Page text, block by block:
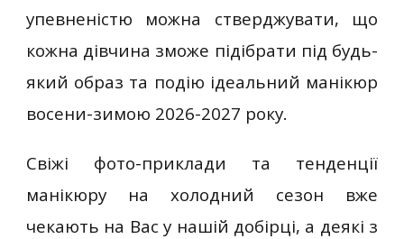
упевненістю можна стверджувати, що
кожна дівчина зможе підібрати під будь-
який образ та подію ідеальний манікюр
восени-зимою 2026-2027 року.
Свіжі фото-приклади та тенденції
манікюру на холодний сезон вже
чекають на Вас у нашій добірці, а деякі з